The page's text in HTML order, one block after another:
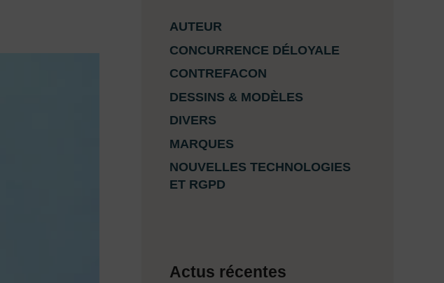
AUTEUR
CONCURRENCE DÉLOYALE
CONTREFACON
DESSINS & MODÈLES
DIVERS
MARQUES
NOUVELLES TECHNOLOGIES
ET RGPD
Actus récentes